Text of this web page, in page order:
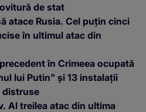
de stat
atace Rusia. Cel puțin cinci
în ultimul atac din
în Crimeea ocupată
lui Putin" și 13 instalații
distruse
Al treilea atac din ultima